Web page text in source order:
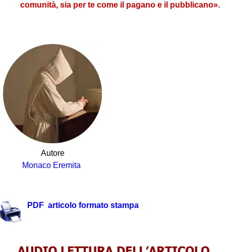
comunità, sia per te come il pagano e il pubblicano».
Autore
Monaco Eremita
PDF articolo formato stampa